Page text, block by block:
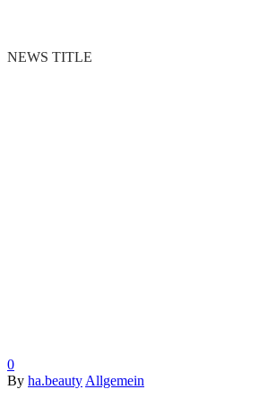
NEWS TITLE
0
By ha.beauty Allgemein